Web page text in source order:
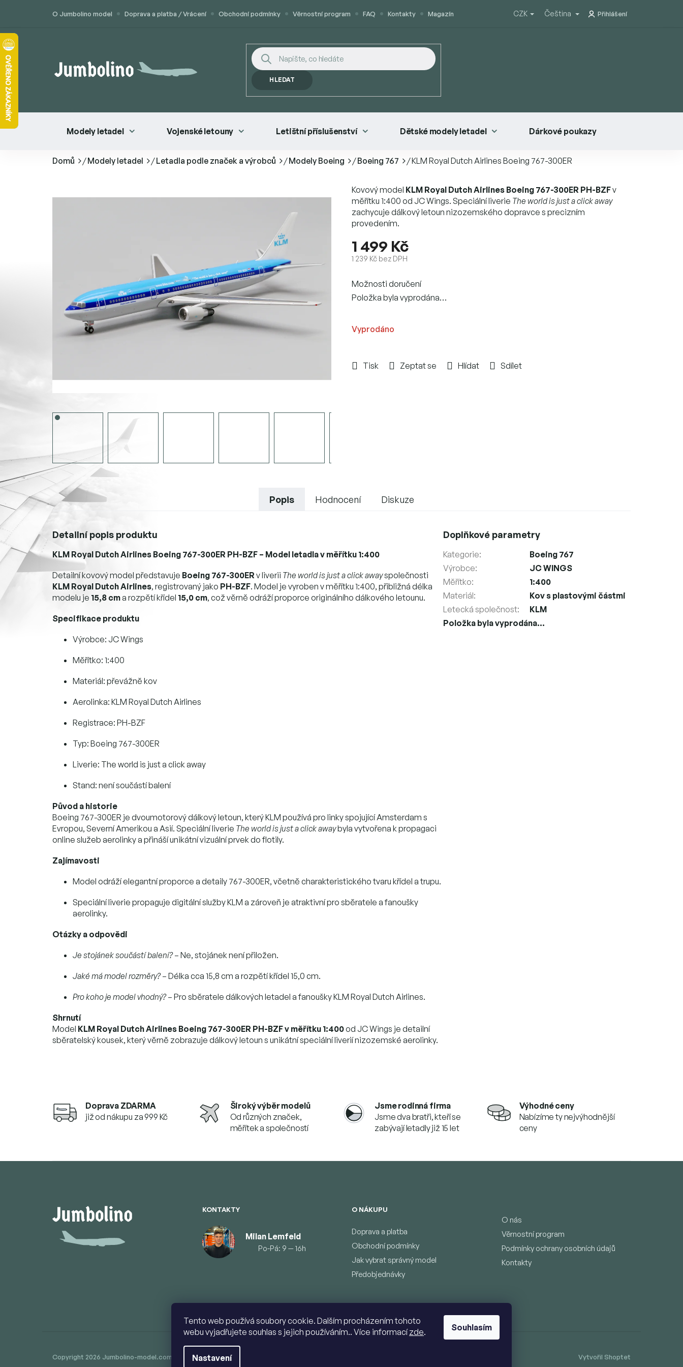
Tento web používá soubory cookie. Dalším procházením tohoto
webu vyjadřujete souhlas s jejich používáním.. Více informacízde.
Nastavení
Souhlasím
O Jumbolino model Doprava a platba / Vrácení Obchodní podmínky Věrnostní program FAQ Kontakty Magazín CZK Čeština Přihlášení
HLEDAT
Modely letadel Vojenské letouny Letištní příslušenství Dětské modely letadel Dárkové poukazy
Domů /Modely letadel /Letadla podle značek a výrobců /Modely Boeing /Boeing 767 /KLM Royal Dutch Airlines Boeing 767-300ER
1 499 Kč
1 239 Kč bez DPH
cena:
Vyprodáno
Možnosti doručení
Položka byla vyprodána…
Kovový model KLM Royal Dutch Airlines Boeing 767-300ER PH-BZFv
měřítku 1:400 od JC Wings. Speciální liverie The world is just a click away
zachycuje dálkový letoun nizozemského dopravce s precizním
provedením.
Tisk Zeptat se Hlídat Sdílet
Doprava ZDARMA
již od nákupu za 999 Kč
Široký výběr modelů
Od různých značek,
měřítek a společností
Jsme rodinná firma
Jsme dva bratři, kteří se
zabývají letadly již 15 let
Výhodné ceny
Nabízíme ty nejvýhodnější
ceny
Popis Hodnocení Diskuze
Detailní popis produktu
KLM Royal Dutch Airlines Boeing 767-300ER PH-BZF – Model letadla v měřítku 1:400
Detailní kovový model představuje Boeing 767-300ERv liverii The world is just a click awayspolečnosti
KLM Royal Dutch Airlines, registrovaný jako PH-BZF. Model je vyroben v měřítku 1:400, přibližná délka
modelu je 15,8 cma rozpětí křídel 15,0 cm, což věrně odráží proporce originálního dálkového letounu.
Specifikace produktu
Výrobce: JC Wings
Měřítko: 1:400
Materiál: převážně kov
Aerolinka: KLM Royal Dutch Airlines
Registrace: PH-BZF
Typ: Boeing 767-300ER
Liverie: The world is just a click away
Stand: není součástí balení
Původ a historie
Boeing 767-300ER je dvoumotorový dálkový letoun, který KLM používá pro linky spojující Amsterdam s
Evropou, Severní Amerikou a Asií. Speciální liverie The world is just a click awaybyla vytvořena k propagaci
online služeb aerolinky a přináší unikátní vizuální prvek do flotily.
Zajímavosti
Model odráží elegantní proporce a detaily 767-300ER, včetně charakteristického tvaru křídel a trupu.
Speciální liverie propaguje digitální služby KLM a zároveň je atraktivní pro sběratele a fanoušky
aerolinky.
Otázky a odpovědi
Je stojánek součástí balení?– Ne, stojánek není přiložen.
Jaké má model rozměry?– Délka cca 15,8 cm a rozpětí křídel 15,0 cm.
Pro koho je model vhodný?– Pro sběratele dálkových letadel a fanoušky KLM Royal Dutch Airlines.
Shrnutí
Model KLM Royal Dutch Airlines Boeing 767-300ER PH-BZF v měřítku 1:400od JC Wings je detailní
sběratelský kousek, který věrně zobrazuje dálkový letoun s unikátní speciální liverií nizozemské aerolinky.
Doplňkové parametry
Kategorie:
Boeing 767
Výrobce:
JC WINGS
Měřítko:
1:400
Materiál:
Kov s plastovými částmi
Letecká společnost:
KLM
Položka byla vyprodána…
KONTAKTY
Milan Lemfeld
Po-Pá: 9 — 16h
O NÁKUPU
Doprava a platba
Obchodní podmínky
Jak vybrat správný model
Předobjednávky
O nás
Věrnostní program
Podmínky ochrany osobních údajů
Kontakty
Vytvořil Shoptet
Copyright 2026 Jumbolino-model.com . Všechna práva vyhrazena.